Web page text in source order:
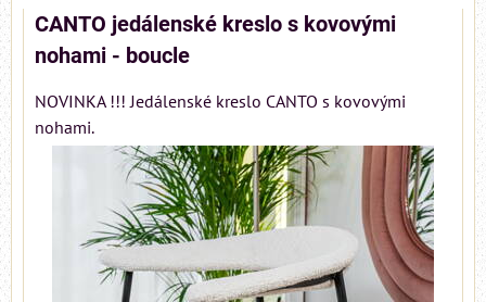
CANTO jedálenské kreslo s kovovými
nohami - boucle
NOVINKA !!! Jedálenské kreslo CANTO s kovovými
nohami.